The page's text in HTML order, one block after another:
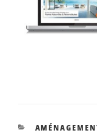
CATÉGORIES